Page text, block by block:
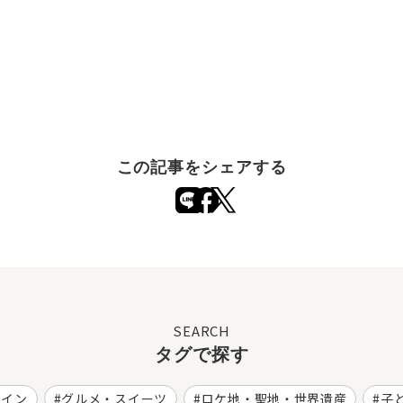
この記事をシェアする
SEARCH
タグで探す
ン グルメ・スイーツ ロケ地・聖地・世界遺産 子